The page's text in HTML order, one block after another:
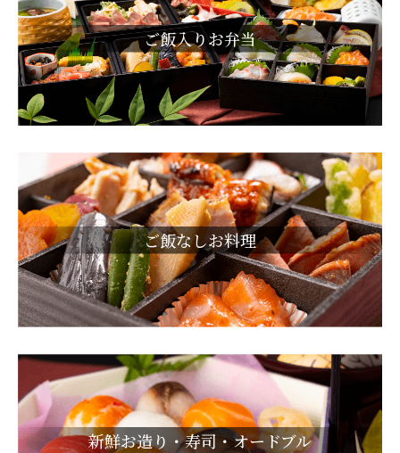
ご飯入りお弁当
ご飯なしお料理
新鮮お造り・寿司・オードブル